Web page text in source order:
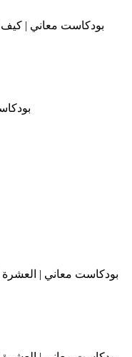
بودكاست معاني |
بودكاست معاني | العشرة